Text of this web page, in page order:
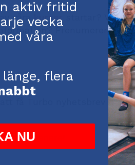
vårakurser
startar? Vill
Prenumerera på
få Turbo nyhetsbrev med
senare!
aktiv fritid
vecka
våra
flera
NU